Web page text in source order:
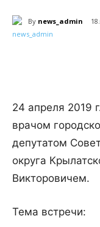
By news_admin
24 апреля 2019
врачом
депутатом
округа
Викторовичем.
Тема встречи: